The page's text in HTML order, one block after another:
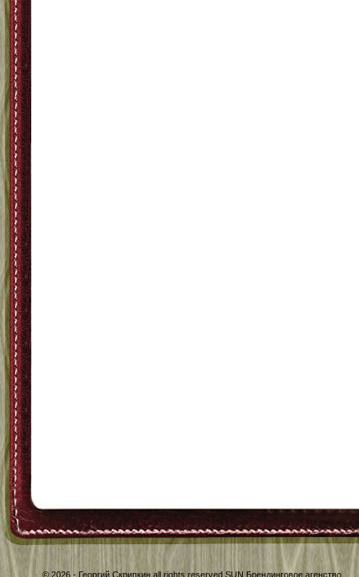
© 2026 - Георгий Скрипкин all rights reserved SUN Брендинговое агенство